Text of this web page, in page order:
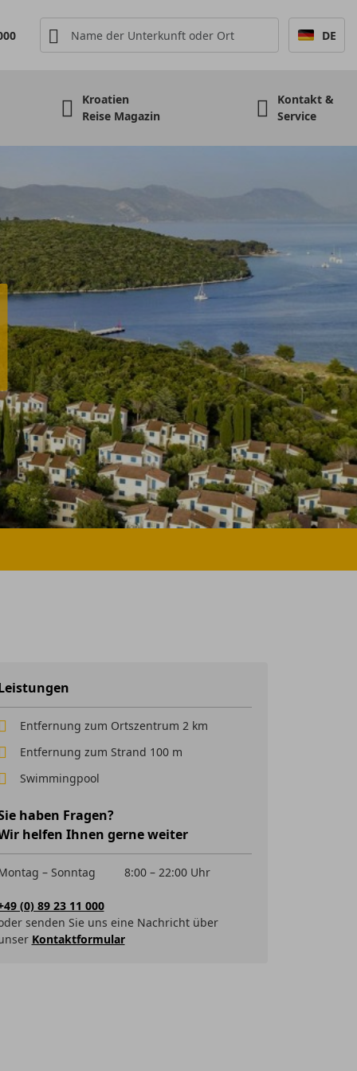
DE
Kroatien
Reise Magazin
Kontakt &
Service
Entfernung zum Ortszentrum 2 km
Entfernung zum Strand 100 m
Swimmingpool
haben Fragen?
helfen Ihnen gerne weiter
– Sonntag 8:00 – 22:00 Uhr
(0) 89 23 11 000
senden Sie uns eine Nachricht über
Kontaktformular